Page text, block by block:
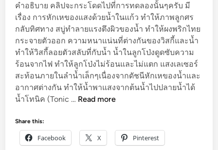
ด้
ว
ย
ก
า
ร
แ
ท
ก
ล
คำอธิบาย คลิปจะกระโดดไปที่การทดลองนั้นๆครับ มี
เรื่อง การหักเหของแสงด้วยน้ำในแก้ว ทำให้ภาพลูกศร
กลับทิศทาง สบู่ทำลายแรงตึงผิวของน้ำ ทำให้ผงพริกไทย
กระจายตัวออก ความหนาแน่นที่ต่างกันของวิสกี้และน้ำ
ทำให้วิสกี้ลอยตัวสลับที่กับน้ำ น้ำในลูกโป่งดูดซับความ
ร้อนจากไฟ ทำให้ลูกโป่งไม่ร้อนและไม่แตก แสงเลเซอร์
สะท้อนภายในลำน้ำเล็กๆเนื่องจากดัชนีหักเหของน้ำและ
อากาศต่างกัน ทำให้น้ำพาแสงจากต้นน้ำไปปลายน้ำได้
น้ำโทนิค (Tonic … ก
ท
ด
Read more
Share this:
Facebook X Pinterest